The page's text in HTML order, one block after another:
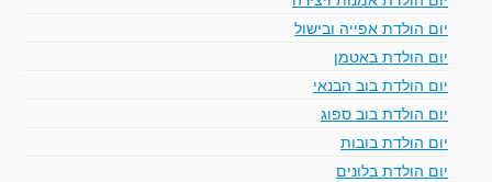
יום הולדת אפייה ובישול
יום הולדת באטמן
יום הולדת בוב הבנאי
יום הולדת בוב ספוג
יום הולדת בובות
יום הולדת בלונים